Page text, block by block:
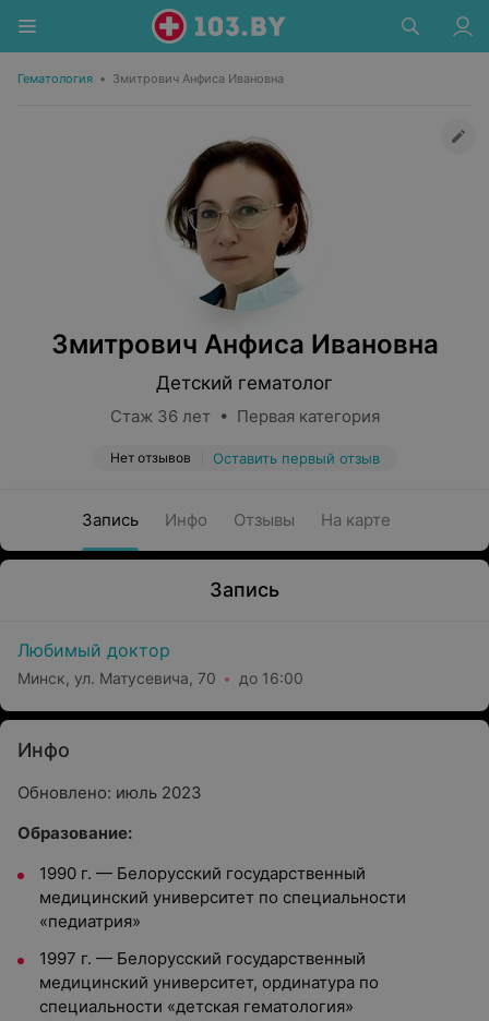
Гематология • Змитрович Анфиса Ивановна
Змитрович Анфиса Ивановна
Детский гематолог
Стаж 36 лет • Первая категория
Нет отзывов Оставить первый отзыв
Запись Инфо Отзывы На карте
Запись
Любимый доктор
Минск, ул. Матусевича, 70 до 16:00
Инфо
Обновлено: июль 2023
Образование:
1990 г. — Белорусский государственный
медицинский университет по специальности
«педиатрия»
1997 г. — Белорусский государственный
медицинский университет, ординатура по
специальности «детская гематология»